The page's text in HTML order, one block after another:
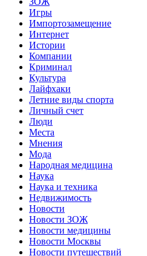
Игры
Импортозамещение
Интернет
Истории
Компании
Криминал
Культура
Лайфхаки
Летние виды спорта
Личный счет
Люди
Места
Мнения
Мода
Народная медицина
Наука
Наука и техника
Недвижимость
Новости
Новости ЗОЖ
Новости медицины
Новости Москвы
Новости путешествий